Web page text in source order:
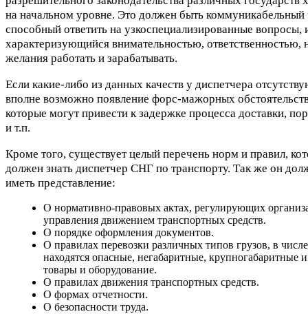
на начальном уровне. Это должен быть коммуникабельный
способный ответить на узкоспециализированные вопросы,
характеризующийся внимательностью, ответственностью,
желания работать и зарабатывать.
Если какие-либо из данных качеств у диспетчера
вполне возможно появление форс-мажорных
которые могут привести к задержке процесса доставки,
и т.п.
Кроме того, существует целый перечень норм и правил,
должен знать диспетчер СНГ по транспорту. Так же он
иметь представление:
О нормативно-правовых актах, регулирующих
управления движением транспортных средств.
О порядке оформления документов.
О правилах перевозки различных типов грузов, в
находятся опасные, негабаритные, крупногабаритные
товары и оборудование.
О правилах движения транспортных средств.
О формах отчетности.
О безопасности труда.